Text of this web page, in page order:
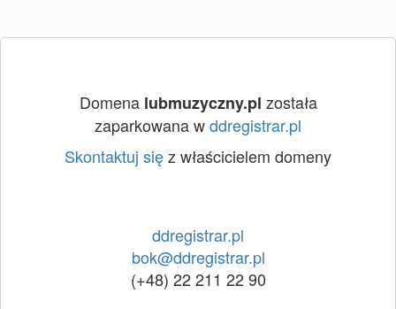
Domena lubmuzyczny.pl została
zaparkowana wddregistrar.pl
Skontaktuj sięz właścicielem domeny
ddregistrar.pl
bok@ddregistrar.pl
(+48) 22 211 22 90